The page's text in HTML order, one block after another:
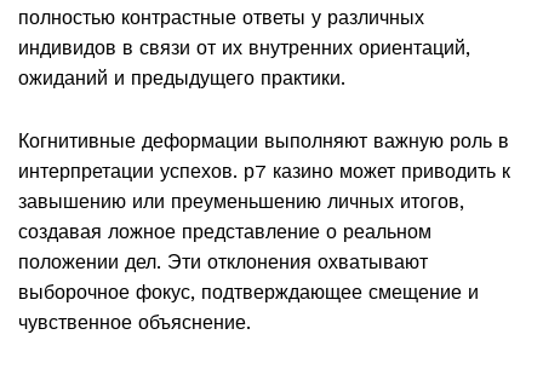
полностью контрастные ответы у различных
индивидов в связи от их внутренних ориентаций,
ожиданий и предыдущего практики.
Когнитивные деформации выполняют важную роль в
интерпретации успехов. р7 казино может приводить к
завышению или преуменьшению личных итогов,
создавая ложное представление о реальном
положении дел. Эти отклонения охватывают
выборочное фокус, подтверждающее смещение и
чувственное объяснение.